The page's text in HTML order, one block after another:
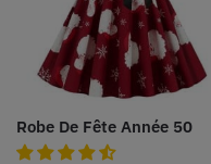
Robe De Fête Année 50